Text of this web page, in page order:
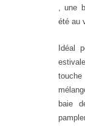
, une
été au
Idéal
baie